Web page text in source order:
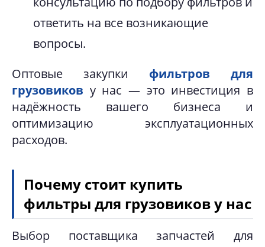
ответить на все возникающие
вопросы.
Оптовые закупки фильтров для
грузовиков у нас — это инвестиция в
надёжность вашего бизнеса и
оптимизацию эксплуатационных
расходов.
Почему стоит купить
фильтры для грузовиков у нас
Выбор поставщика запчастей для